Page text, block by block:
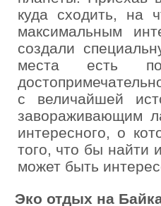
куда сходить, на
максимальным
создали
места есть
с величайшей
завораживающим
интересного, о
того, что бы найти
может быть
Эко отдых на